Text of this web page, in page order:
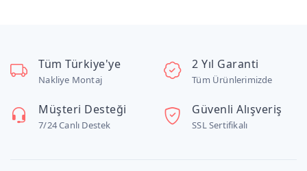
Tüm Türkiye'ye
Nakliye Montaj
2 Yıl Garanti
Tüm Ürünlerimizde
Müşteri Desteği
7/24 Canlı Destek
Güvenli Alışveriş
SSL Sertifikalı